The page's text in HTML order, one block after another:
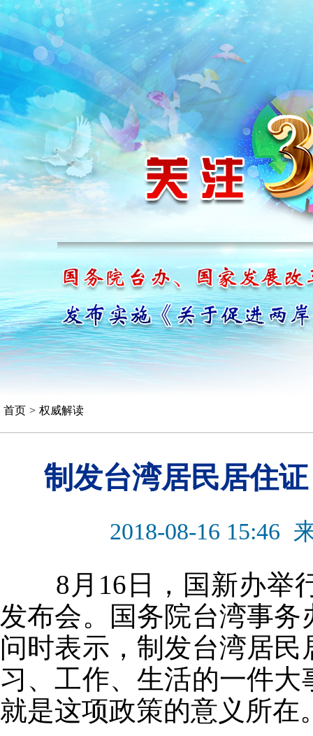
首页 > 权威解读
制发台湾居民居住
2018-08-16 15:46
8月16日，国新办举行
发布会。国务院台湾事
问时表示，制发台湾居
习、工作、生活的一件
就是这项政策的意义所在